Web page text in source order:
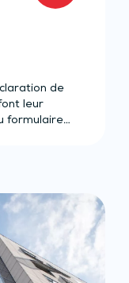
de
leur
formulaire…